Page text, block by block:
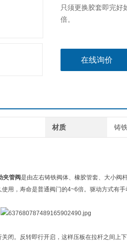
只须更换胶套即完好
倍。
在线询价
材质 铸
夹管阀是由左右铸铁阀体、橡胶管套、大小阀
用，寿命是普通阀门的4~6倍。驱动方式有
闭。反转即行开启，这样压板在拉杆之间上